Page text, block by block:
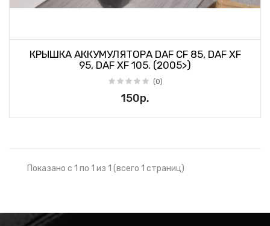
КРЫШКА АККУМУЛЯТОРА DAF CF 85, DAF XF
95, DAF XF 105. (2005>)
(0)
150р.
Показано с 1 по 1 из 1 (всего 1 страниц)